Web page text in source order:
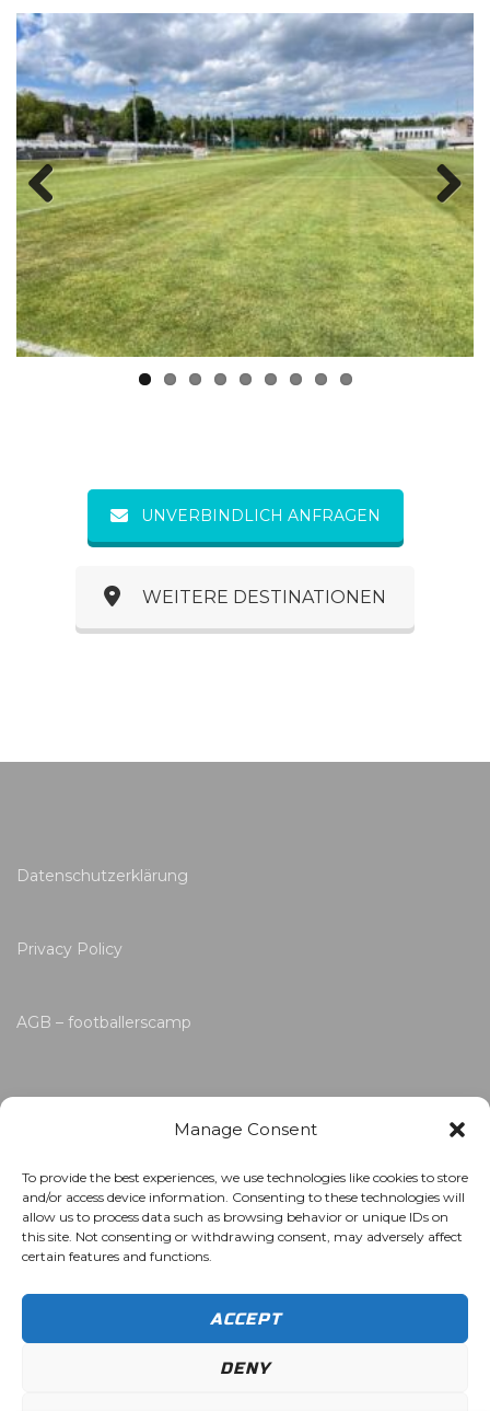
Manage Consent
To provide the best experiences, we use technologies like cookies to store
and/or access device information. Consenting to these technologies will
allow us to process data such as browsing behavior or unique IDs on
this site. Not consenting or withdrawing consent, may adversely affect
certain features and functions.
ACCEPT
DENY
Previous Next
UNVERBINDLICH ANFRAGEN
WEITERE DESTINATIONEN
Datenschutzerklärung
Privacy Policy
AGB – footballerscamp